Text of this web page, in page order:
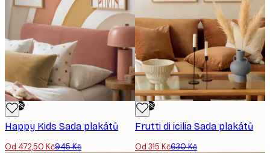
nového domu nebo bytu, nebo jen milým dárkem pro vaše
blízké, kteří potřebují nějaké nové nástěnné umění!
-50%
Happy Kids Sada plakátů
Od 472,50 Kč945 Kč
-50%
Frutti di icilia Sada plakátů
Od 315 Kč630 Kč